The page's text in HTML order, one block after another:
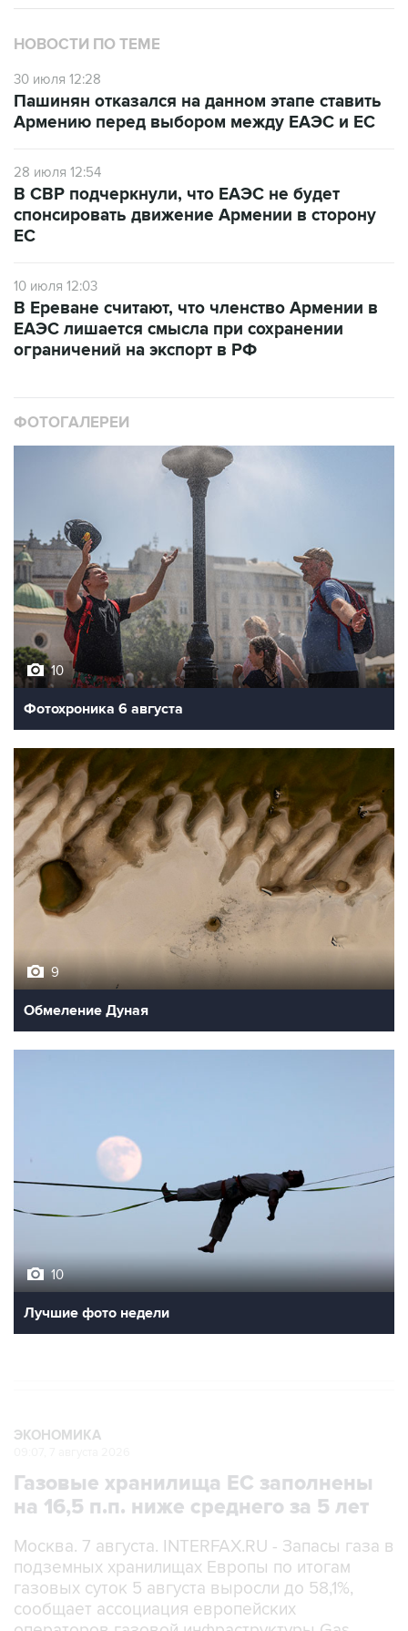
НОВОСТИ ПО ТЕМЕ
30 июля 12:28
Пашинян отказался на данном этапе ставить
Армению перед выбором между ЕАЭС и ЕС
28 июля 12:54
В СВР подчеркнули, что ЕАЭС не будет
спонсировать движение Армении в сторону
ЕС
10 июля 12:03
В Ереване считают, что членство Армении в
ЕАЭС лишается смысла при сохранении
ограничений на экспорт в РФ
ФОТОГАЛЕРЕИ
10
Фотохроника 6 августа
9
Обмеление Дуная
10
Лучшие фото недели
ЭКОНОМИКА
Газовые хранилища ЕС заполнены
на 16,5 п.п. ниже среднего за 5 лет
Москва. 7 августа. INTERFAX.RU - Запасы газа в
подземных хранилищах Европы по итогам
газовых суток 5 августа выросли до 58,1%,
сообщает ассоциация европейских